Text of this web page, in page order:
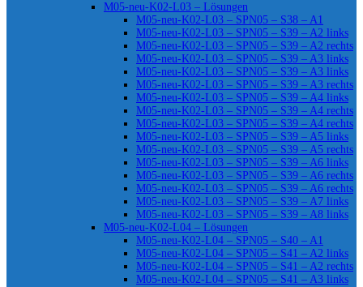
M05-neu-K02-L03 – Lösungen
M05-neu-K02-L03 – SPN05 – S38 – A1
M05-neu-K02-L03 – SPN05 – S39 – A2 links
M05-neu-K02-L03 – SPN05 – S39 – A2 rechts
M05-neu-K02-L03 – SPN05 – S39 – A3 links
M05-neu-K02-L03 – SPN05 – S39 – A3 links
M05-neu-K02-L03 – SPN05 – S39 – A3 rechts
M05-neu-K02-L03 – SPN05 – S39 – A4 links
M05-neu-K02-L03 – SPN05 – S39 – A4 rechts
M05-neu-K02-L03 – SPN05 – S39 – A4 rechts
M05-neu-K02-L03 – SPN05 – S39 – A5 links
M05-neu-K02-L03 – SPN05 – S39 – A5 rechts
M05-neu-K02-L03 – SPN05 – S39 – A6 links
M05-neu-K02-L03 – SPN05 – S39 – A6 rechts
M05-neu-K02-L03 – SPN05 – S39 – A6 rechts
M05-neu-K02-L03 – SPN05 – S39 – A7 links
M05-neu-K02-L03 – SPN05 – S39 – A8 links
M05-neu-K02-L04 – Lösungen
M05-neu-K02-L04 – SPN05 – S40 – A1
M05-neu-K02-L04 – SPN05 – S41 – A2 links
M05-neu-K02-L04 – SPN05 – S41 – A2 rechts
M05-neu-K02-L04 – SPN05 – S41 – A3 links